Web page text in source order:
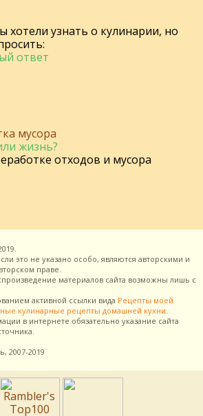
хотели узнать о кулинарии, но
ответ
мусора
жизнь?
отходов и мусора
это не указано особо, являются авторскими и
праве.
материалов сайта возможны лишь с
активной ссылки вида Рецепты моей
кулинарные рецепты домашней кухни
в интернете обязательно указание сайта
2007-2019